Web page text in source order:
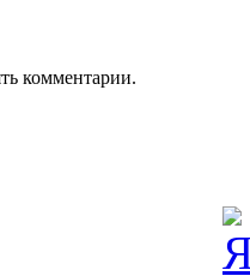
комментарии.